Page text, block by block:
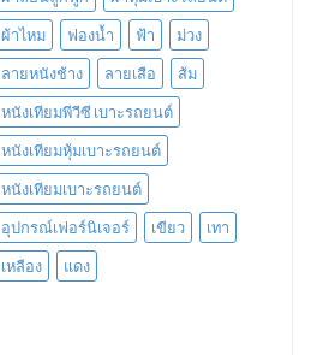
ผ้าไหม
ฟองน้ำ ฟ้า
ม่วง
ลายหนังช้าง
ลายเสือ
ส้ม
หนังเทียมพีวีซี เบาะรถยนต์
หนังเทียมหุ้มเบาะรถยนต์
หนังเทียมเบาะรถยนต์
อุปกรณ์เฟอร์นิเจอร์
เขียว
เทา
เหลือง
แดง